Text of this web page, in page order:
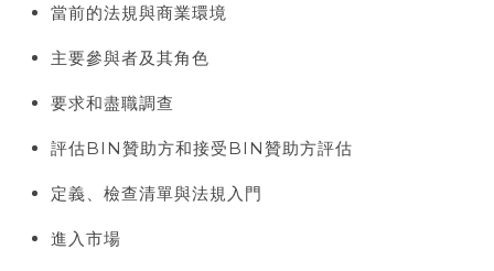
當前的法規與商業環境
主要參與者及其角色
要求和盡職調查
評估BIN贊助方和接受BIN贊助方評估
定義、檢查清單與法規入門
進入市場